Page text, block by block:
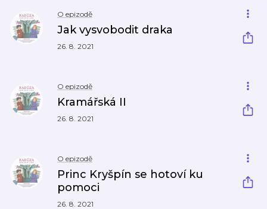
O epizodě
Jak vysvobodit draka
26. 8. 2021
O epizodě
Kramářská II
26. 8. 2021
O epizodě
Princ Kryšpín se hotoví ku
pomoci
26. 8. 2021